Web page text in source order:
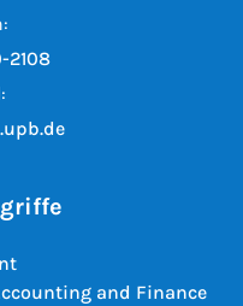
2108
and Finance